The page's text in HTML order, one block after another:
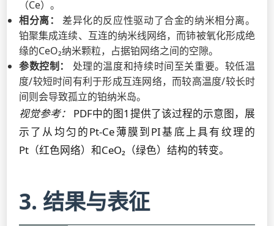
（Ce）。
相分离：
差异化的反应性驱动了合金的纳米相分离。
铂聚集成连续、互连的纳米线网络，而铈被氧化形成绝
缘的CeO₂纳米颗粒，占据铂网络之间的空隙。
参数控制：
处理的温度和持续时间至关重要。较低温
度/较短时间有利于形成互连网络，而较高温度/较长时
间则会导致孤立的铂纳米岛。
视觉参考：
PDF中的图1提供了该过程的示意图，展
示了从均匀的Pt-Ce薄膜到PI基底上具有纹理的
Pt（红色网络）和CeO₂（绿色）结构的转变。
3. 结果与表征